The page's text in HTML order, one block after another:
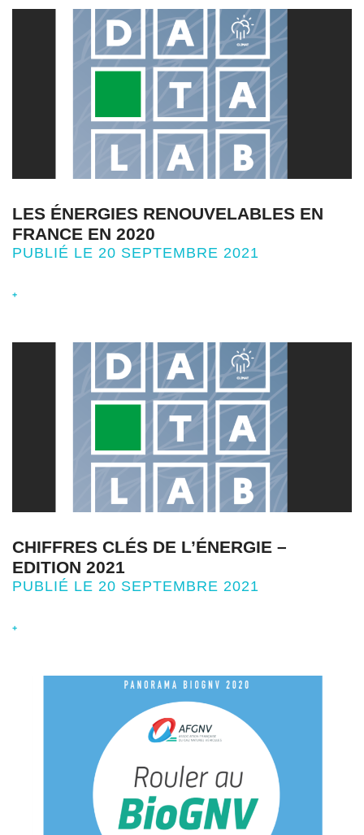
LES ÉNERGIES RENOUVELABLES EN
FRANCE EN 2020
PUBLIÉ LE 20 SEPTEMBRE 2021
+
CHIFFRES CLÉS DE L’ÉNERGIE –
EDITION 2021
PUBLIÉ LE 20 SEPTEMBRE 2021
+